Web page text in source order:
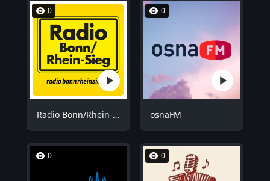
0
Radio Bonn/Rhein-Sieg
0
osnaFM
0 0